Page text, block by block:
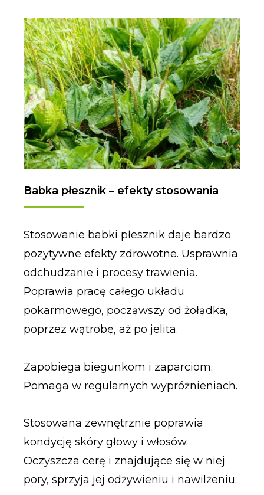
Babka płesznik – efekty stosowania
Stosowanie babki płesznik daje bardzo
pozytywne efekty zdrowotne. Usprawnia
odchudzanie i procesy trawienia.
Poprawia pracę całego układu
pokarmowego, począwszy od żołądka,
poprzez wątrobę, aż po jelita.
Zapobiega biegunkom i zaparciom.
Pomaga w regularnych wypróżnieniach.
Stosowana zewnętrznie poprawia
kondycję skóry głowy i włosów.
Oczyszcza cerę i znajdujące się w niej
pory, sprzyja jej odżywieniu i nawilżeniu.